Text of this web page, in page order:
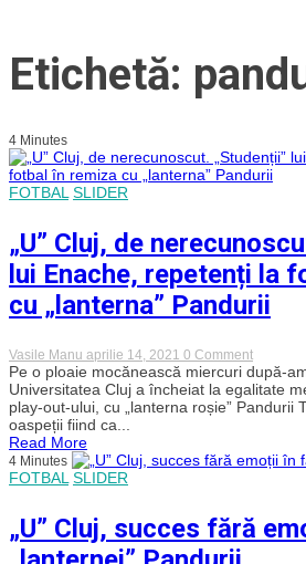
Etichetă:
4 Minutes
FOTBAL SLIDER
„U” Cluj, de
lui Enache, repetenți la
cu „lanterna” Pandurii
Vasile Manu aprilie 14, 2021 0 Commenton
„U”
Cluj,
de
Enache,
în
remiza
Pe o ploaie mocănească miercuri după-
Universitatea Cluj a încheiat la egalitate
play-out-ului, cu „lanterna roșie” Pandurii
oaspeții fiind ca...
Read More
4 Minutes
FOTBAL SLIDER
„U” Cluj, succes fără